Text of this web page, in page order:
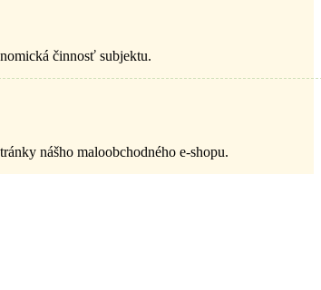
činnosť subjektu.
nášho maloobchodného e-shopu.